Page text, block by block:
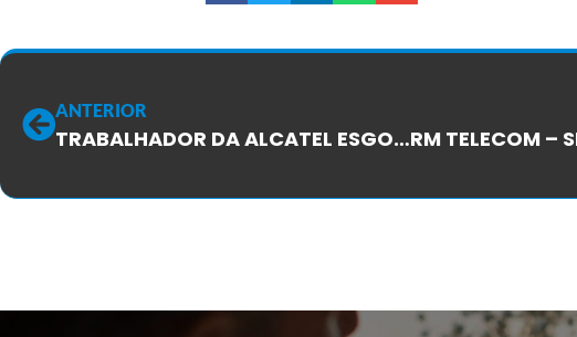
ANTERIOR
TRABALHADOR DA ALCATEL ESGOTADO! ACABOU A PACIÊNCIA! CHEGA DISSO!